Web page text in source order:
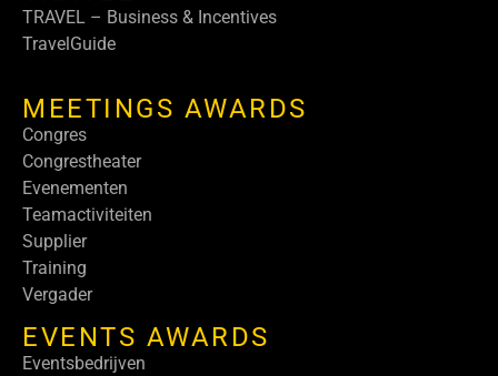
TRAVEL – Business & Incentives
TravelGuide
MEETINGS AWARDS
Congres
Congrestheater
Evenementen
Teamactiviteiten
Supplier
Training
Vergader
EVENTS AWARDS
Eventsbedrijven